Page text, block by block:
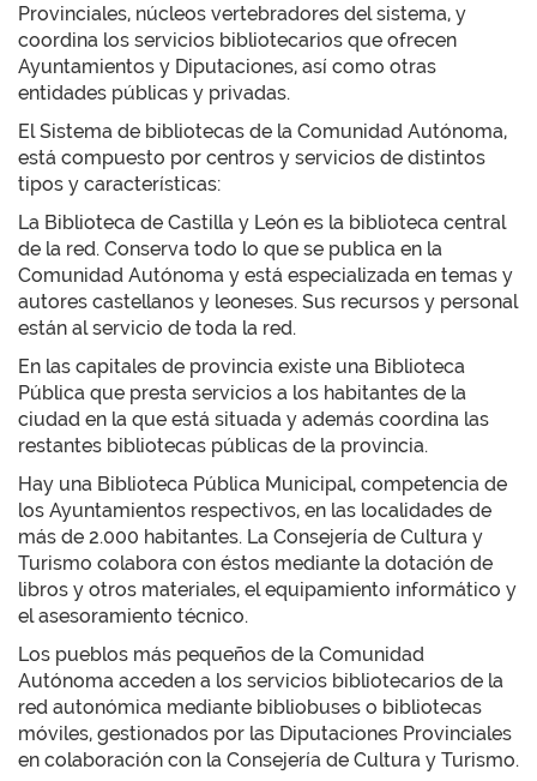
Provinciales, núcleos vertebradores del sistema, y
coordina los servicios bibliotecarios que ofrecen
Ayuntamientos y Diputaciones, así como otras
entidades públicas y privadas.
El Sistema de bibliotecas de la Comunidad Autónoma,
está compuesto por centros y servicios de distintos
tipos y características:
La Biblioteca de Castilla y León es la biblioteca central
de la red. Conserva todo lo que se publica en la
Comunidad Autónoma y está especializada en temas y
autores castellanos y leoneses. Sus recursos y personal
están al servicio de toda la red.
En las capitales de provincia existe una Biblioteca
Pública que presta servicios a los habitantes de la
ciudad en la que está situada y además coordina las
restantes bibliotecas públicas de la provincia.
Hay una Biblioteca Pública Municipal, competencia de
los Ayuntamientos respectivos, en las localidades de
más de 2.000 habitantes. La Consejería de Cultura y
Turismo colabora con éstos mediante la dotación de
libros y otros materiales, el equipamiento informático y
el asesoramiento técnico.
Los pueblos más pequeños de la Comunidad
Autónoma acceden a los servicios bibliotecarios de la
red autonómica mediante bibliobuses o bibliotecas
móviles, gestionados por las Diputaciones Provinciales
en colaboración con la Consejería de Cultura y Turismo.